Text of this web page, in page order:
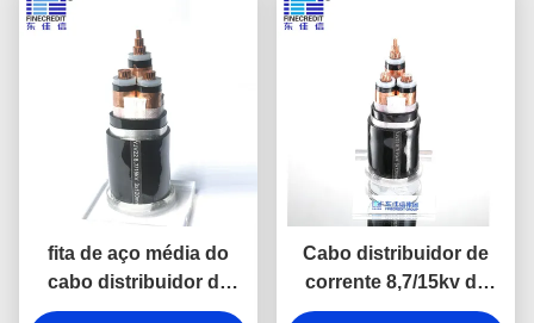
fita de aço média do
cabo distribuidor de
corrente da tensão do
Cabo distribuidor de
corrente 8,7/15kv de
YJV22 YJLV22 YJV23,